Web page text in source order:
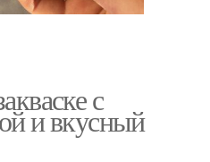
с
и вкусный